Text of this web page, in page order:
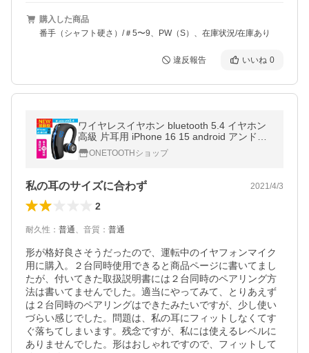
購入した商品
番手（シャフト硬さ）/＃5〜9、PW（S）、在庫状況/在庫あり
違反報告 いいね 0
ワイヤレスイヤホン bluetooth 5.4 イヤホン
高級 片耳用 iPhone 16 15 android アンドロ
イド スマホ 運転 高音質 ランニング スポー
ツ ジム 音楽
ONETOOTHショップ
私の耳のサイズに合わず 2021/4/3
2
耐久性 ： 普通、 音質 ： 普通
形が格好良さそうだったので、運転中のイヤフォンマイク
用に購入。２台同時使用できると商品ページに書いてまし
たが、付いてきた取扱説明書には２台同時のペアリング方
法は書いてませんでした。適当にやってみて、とりあえず
は２台同時のペアリングはできたみたいですが、少し使い
づらい感じでした。問題は、私の耳にフィットしなくてす
ぐ落ちてしまいます。残念ですが、私には使えるレベルに
ありませんでした。形はおしゃれですので、フィットして